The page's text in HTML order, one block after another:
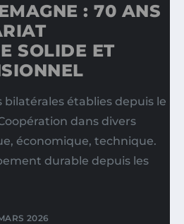
: 70 ANS
SOLIDE ET
bilatérales établies depuis le
dans divers
économique, technique.
durable depuis les
2026